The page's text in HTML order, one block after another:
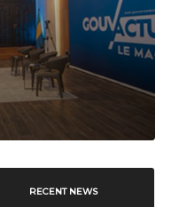
RECENT NEWS